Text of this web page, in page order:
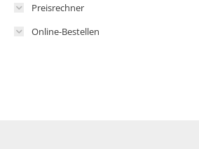
Preisrechner
Online-Bestellen